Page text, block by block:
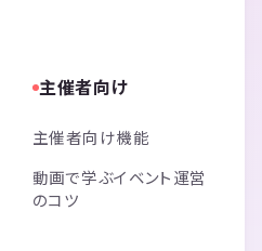
主催者向け
主催者向け機能
動画で学ぶイベント運営
のコツ